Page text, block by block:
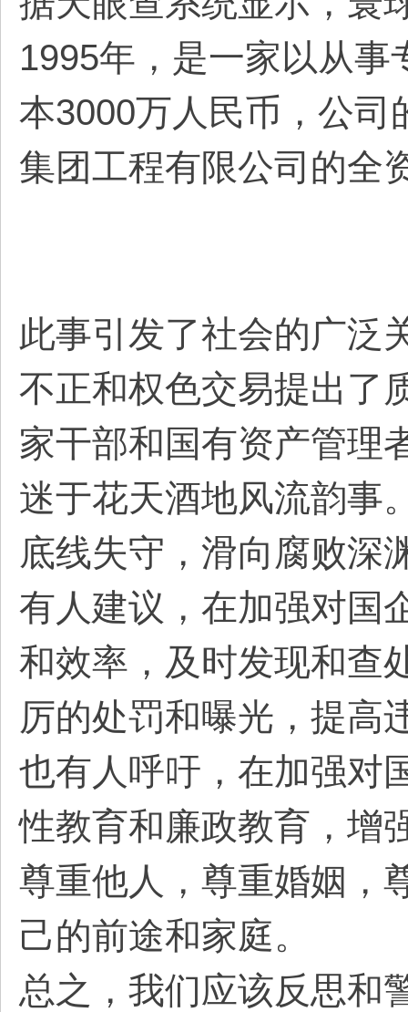
1995年，是一家以从
本3000万人民币，公司
集团工程有限公司的全
此事引发了社会的广泛
不正和权色交易提出了
家干部和国有资产管理
迷于花天酒地风流韵事
底线失守，滑向腐败深
有人建议，在加强对国
和效率，及时发现和查
厉的处罚和曝光，提高
也有人呼吁，在加强对
性教育和廉政教育，增
尊重他人，尊重婚姻，
己的前途和家庭。
总之，我们应该反思和